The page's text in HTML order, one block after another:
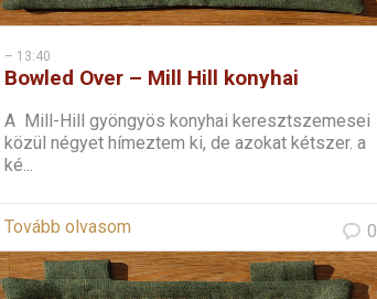
– 13:40
Bowled Over – Mill Hill konyhai
A Mill-Hill gyöngyös konyhai keresztszemesei
közül négyet hímeztem ki, de azokat kétszer. a
ké...
Tovább olvasom 0